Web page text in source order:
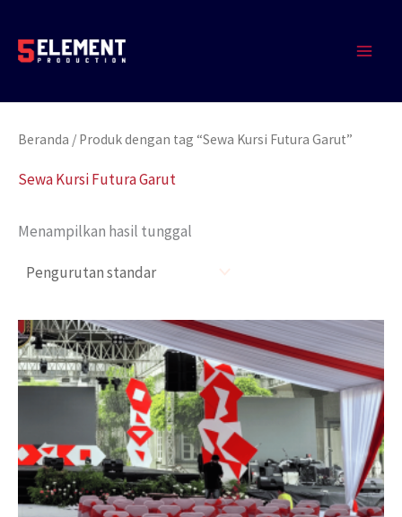
konten
Beranda / Produk dengan tag “Sewa Kursi Futura Garut”
Sewa Kursi Futura Garut
Menampilkan hasil tunggal